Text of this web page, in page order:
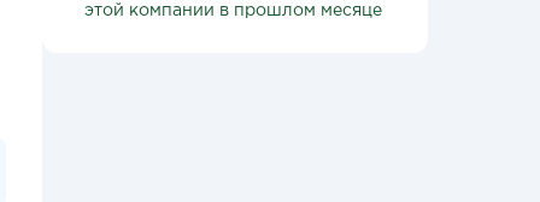
этой компании в прошлом месяце